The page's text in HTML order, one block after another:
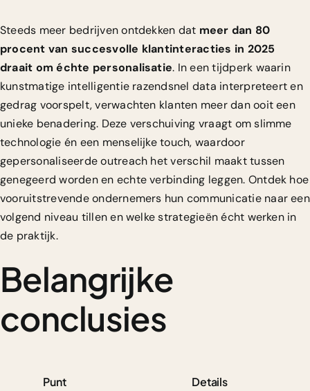
Steeds meer bedrijven ontdekken dat meer dan 80
procent van succesvolle klantinteracties in 2025
draait om échte personalisatie. In een tijdperk waarin
kunstmatige intelligentie razendsnel data interpreteert en
gedrag voorspelt, verwachten klanten meer dan ooit een
unieke benadering. Deze verschuiving vraagt om slimme
technologie én een menselijke touch, waardoor
gepersonaliseerde outreach het verschil maakt tussen
genegeerd worden en echte verbinding leggen. Ontdek hoe
vooruitstrevende ondernemers hun communicatie naar een
volgend niveau tillen en welke strategieën écht werken in
de praktijk.
Belangrijke
conclusies
Punt
Details